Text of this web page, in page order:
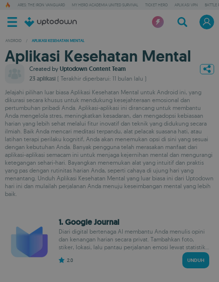
ARES: THE IRON VANGUARD MY HERO ACADEMIA UNITED SURVIVAL TICKET HERO APLIKASI VPN BATTLE
ANDROID / APLIKASI KESEHATAN MENTAL
Aplikasi Kesehatan Mental
Created by Uptodown Content Team
23 aplikasi ( Terakhir diperbarui: 11 bulan lalu )
Jelajahi pilihan luar biasa Aplikasi Kesehatan Mental untuk Android ini, yang
dikurasi secara khusus untuk mendukung kesejahteraan emosional dan
pertumbuhan pribadi Anda. Aplikasi-aplikasi ini dirancang untuk membantu
Anda mengelola stres, meningkatkan kesadaran, dan mengadopsi kebiasaan
harian yang lebih sehat melalui fitur inovatif dan teknik yang didukung secara
ilmiah. Baik Anda mencari meditasi terpandu, alat pelacak suasana hati, atau
latihan terapi perilaku kognitif, Anda akan menemukan opsi di sini yang sesuai
dengan kebutuhan Anda. Banyak pengguna telah merasakan manfaat dari
aplikasi-aplikasi semacam ini untuk menjaga kejernihan mental dan mengurangi
ketegangan sehari-hari. Bayangkan menemukan alat yang intuitif dan praktis
yang pas dengan rutinitas harian Anda, seperti cahaya di ujung hari yang
menantang. Unduh Aplikasi Kesehatan Mental yang luar biasa ini dari Uptodown
hari ini dan mulailah perjalanan Anda menuju keseimbangan mental yang lebih
baik.
1. Google Journal
Diari digital bertenaga AI membantu Anda menulis opini
dan kenangan harian secara privat. Tambahkan foto,
stiker, lokasi, lalu pantau perjalanan emosi lewat statistik...
2.0 UNDUH